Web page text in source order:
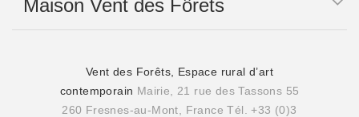
Maison Vent des Fôrets
Vent des Forêts, Espace rural d’art
contemporain Mairie, 21 rue des Tassons 55
260 Fresnes-au-Mont, France Tél. +33 (0)3